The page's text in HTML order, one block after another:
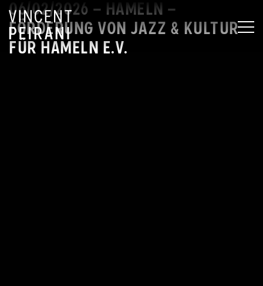
06/02/2026 – HAMELN –
FÖRDERUNG VON JAZZ & KULTUR
FÜR HAMELN E.V.